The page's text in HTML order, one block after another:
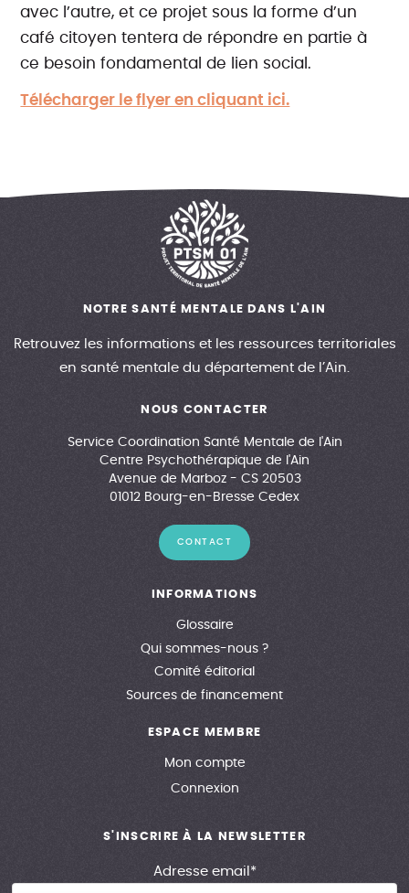
avec l’autre, et ce projet sous la forme d’un
café citoyen tentera de répondre en partie à
ce besoin fondamental de lien social.
Télécharger le flyer en cliquant ici.
NOTRE SANTÉ MENTALE DANS L'AIN
Retrouvez les informations et les ressources territoriales
en santé mentale du département de l’Ain.
NOUS CONTACTER
Service Coordination Santé Mentale de l'Ain
Centre Psychothérapique de l'Ain
Avenue de Marboz - CS 20503
01012 Bourg-en-Bresse Cedex
CONTACT
INFORMATIONS
Glossaire
Qui sommes-nous ?
Comité éditorial
Sources de financement
ESPACE MEMBRE
Mon compte
Connexion
S'INSCRIRE À LA NEWSLETTER
Adresse email*